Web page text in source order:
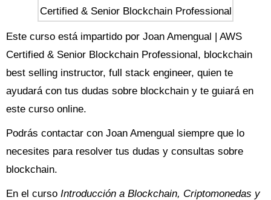
Este curso está impartido por Joan Amengual | AWS
Certified & Senior Blockchain Professional, blockchain
best selling instructor, full stack engineer, quien te
ayudará con tus dudas sobre blockchain y te guiará en
este curso online.
Podrás contactar con Joan Amengual siempre que lo
necesites para resolver tus dudas y consultas sobre
blockchain.
En el curso Introducción a Blockchain, Criptomonedas y